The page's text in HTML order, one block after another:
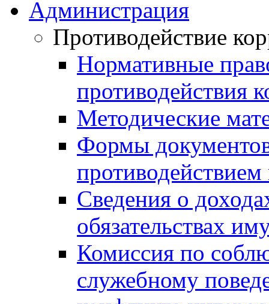
Администрация
Противодействие
Нормативные
противодействия
Методические
Формы
Сведения о
обязательствах
Комиссия по
служебному